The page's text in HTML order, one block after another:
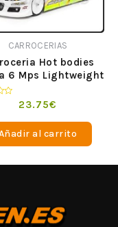
CARROCERIAS
Hot bodies
6 Mps Lightweight
C Body Compre
Ahora
23.75€
al carrito